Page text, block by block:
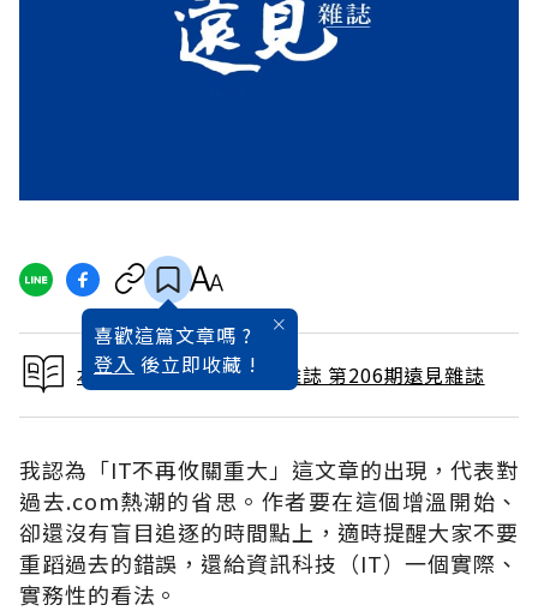
喜歡這篇文章嗎 ?
登入 後立即收藏 !
本文出自 2003 / 8月號雜誌 第206期遠見雜誌
我認為「IT不再攸關重大」這文章的出現，代表對
過去.com熱潮的省思。作者要在這個增溫開始、
卻還沒有盲目追逐的時間點上，適時提醒大家不要
重蹈過去的錯誤，還給資訊科技（IT）一個實際、
實務性的看法。